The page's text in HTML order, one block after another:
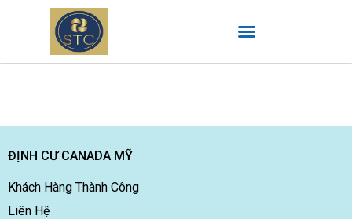
ĐỊNH CƯ CANADA MỸ
Khách Hàng Thành Công
Liên Hệ